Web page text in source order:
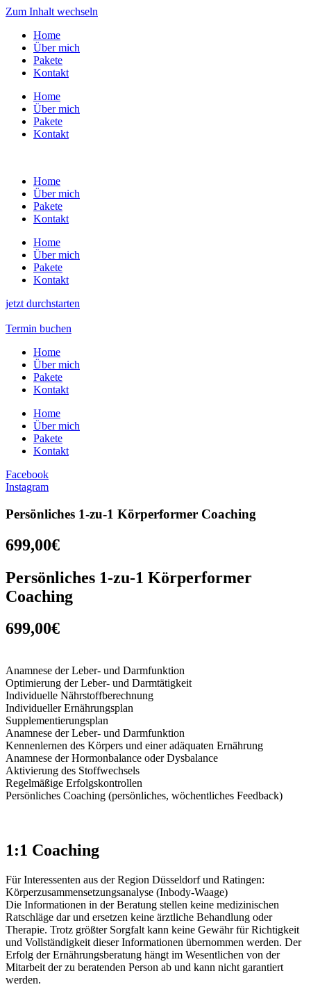
Zum Inhalt wechseln
Home
Über mich
Pakete
Kontakt
Home
Über mich
Pakete
Kontakt
Home
Über mich
Pakete
Kontakt
Home
Über mich
Pakete
Kontakt
jetzt durchstarten
Termin buchen
Home
Über mich
Pakete
Kontakt
Home
Über mich
Pakete
Kontakt
Facebook
Instagram
Persönliches 1-zu-1 Körperformer Coaching
699,00€
Persönliches 1-zu-1 Körperformer
Coaching
699,00€
Anamnese der Leber- und Darmfunktion
Optimierung der Leber- und Darmtätigkeit
Individuelle Nährstoffberechnung
Individueller Ernährungsplan
Supplementierungsplan
Anamnese der Leber- und Darmfunktion
Kennenlernen des Körpers und einer adäquaten Ernährung
Anamnese der Hormonbalance oder Dysbalance
Aktivierung des Stoffwechsels
Regelmäßige Erfolgskontrollen
Persönliches Coaching (persönliches, wöchentliches Feedback)
1:1 Coaching
Für Interessenten aus der Region Düsseldorf und Ratingen:
Körperzusammensetzungsanalyse (Inbody-Waage)
Die Informationen in der Beratung stellen keine medizinischen
Ratschläge dar und ersetzen keine ärztliche Behandlung oder
Therapie. Trotz größter Sorgfalt kann keine Gewähr für Richtigkeit
und Vollständigkeit dieser Informationen übernommen werden. Der
Erfolg der Ernährungsberatung hängt im Wesentlichen von der
Mitarbeit der zu beratenden Person ab und kann nicht garantiert
werden.